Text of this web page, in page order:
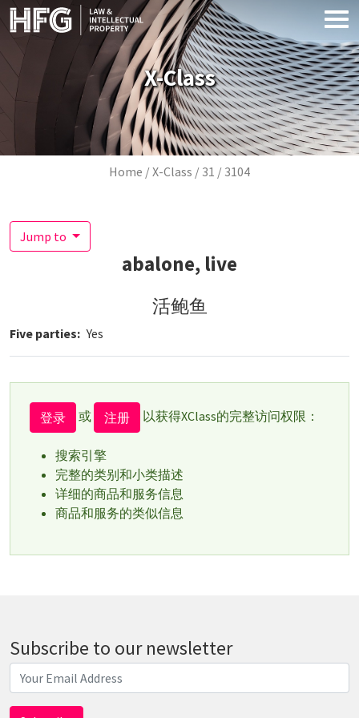
Skip to main content
X-Class
Breadcrumb
Home X-Class 31 3104
Jump to
abalone, live
活鲍鱼
Five parties Yes
登录 或 注册 以获得XClass的完整访问权限：
搜索引擎
完整的类别和小类描述
详细的商品和服务信息
商品和服务的类似信息
Subscribe to our newsletter